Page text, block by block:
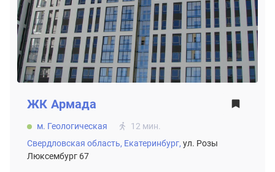
ЖК Армада
м. Геологическая
12 мин.
Свердловская область, Екатеринбург, ул. Розы
Люксембург 67